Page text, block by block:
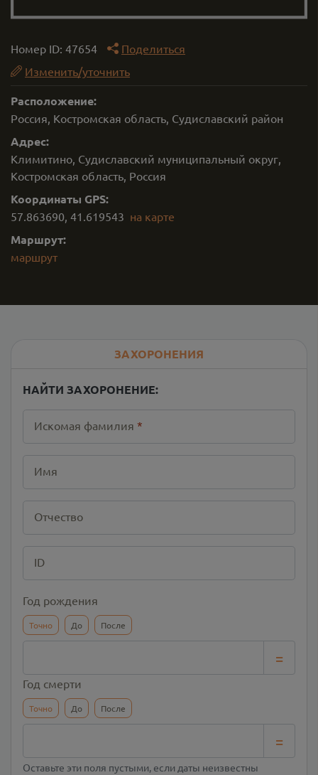
Номер ID: 47654
Поделиться
Изменить/уточнить
Расположение:
Россия, Костромская область, Судиславский район
Адрес:
Климитино, Судиславский муниципальный округ,
Костромская область, Россия
Координаты GPS:
57.863690, 41.619543 на карте
Маршрут:
маршрут
ЗАХОРОНЕНИЯ
НАЙТИ ЗАХОРОНЕНИЕ:
Искомая фамилия *
Имя
Отчество
ID
Год рождения
Точно До После
=
Год смерти
Точно До После
=
Оставьте эти поля пустыми, если даты неизвестны